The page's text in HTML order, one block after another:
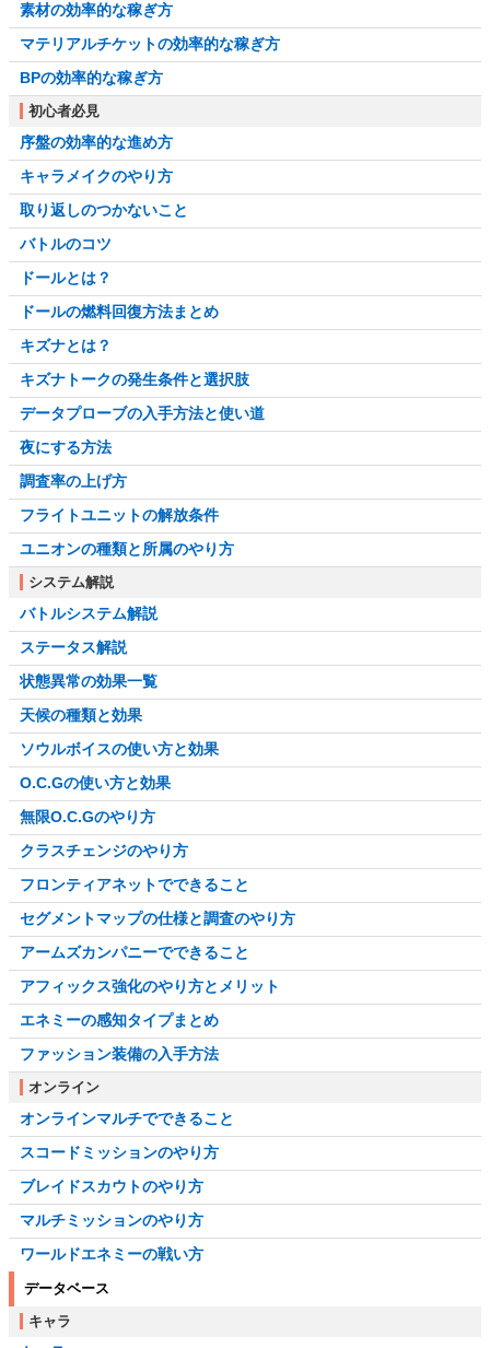
素材の効率的な稼ぎ方
マテリアルチケットの効率的な稼ぎ方
BPの効率的な稼ぎ方
初心者必見
序盤の効率的な進め方
キャラメイクのやり方
取り返しのつかないこと
バトルのコツ
ドールとは？
ドールの燃料回復方法まとめ
キズナとは？
キズナトークの発生条件と選択肢
データプローブの入手方法と使い道
夜にする方法
調査率の上げ方
フライトユニットの解放条件
ユニオンの種類と所属のやり方
システム解説
バトルシステム解説
ステータス解説
状態異常の効果一覧
天候の種類と効果
ソウルボイスの使い方と効果
O.C.Gの使い方と効果
無限O.C.Gのやり方
クラスチェンジのやり方
フロンティアネットでできること
セグメントマップの仕様と調査のやり方
アームズカンパニーでできること
アフィックス強化のやり方とメリット
エネミーの感知タイプまとめ
ファッション装備の入手方法
オンライン
オンラインマルチでできること
スコードミッションのやり方
ブレイドスカウトのやり方
マルチミッションのやり方
ワールドエネミーの戦い方
データベース
キャラ